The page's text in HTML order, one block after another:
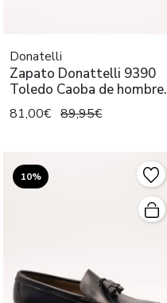
Donatelli
Zapato Donattelli 9390
Toledo Caoba de hombre.
81,00€ 89,95€
10%